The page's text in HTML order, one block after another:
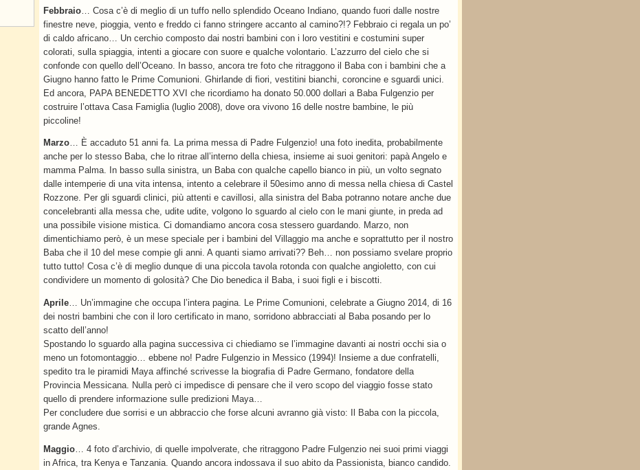
Febbraio… Cosa c’è di meglio di un tuffo nello splendido Oceano Indiano, quando fuori dalle nostre
finestre neve, pioggia, vento e freddo ci fanno stringere accanto al camino?!? Febbraio ci regala un po’
di caldo africano… Un cerchio composto dai nostri bambini con i loro vestitini e costumini super
colorati, sulla spiaggia, intenti a giocare con suore e qualche volontario. L’azzurro del cielo che si
confonde con quello dell’Oceano. In basso, ancora tre foto che ritraggono il Baba con i bambini che a
Giugno hanno fatto le Prime Comunioni. Ghirlande di fiori, vestitini bianchi, coroncine e sguardi unici.
Ed ancora, PAPA BENEDETTO XVI che ricordiamo ha donato 50.000 dollari a Baba Fulgenzio per
costruire l’ottava Casa Famiglia (luglio 2008), dove ora vivono 16 delle nostre bambine, le più
piccoline!
Marzo… È accaduto 51 anni fa. La prima messa di Padre Fulgenzio! una foto inedita, probabilmente
anche per lo stesso Baba, che lo ritrae all’interno della chiesa, insieme ai suoi genitori: papà Angelo e
mamma Palma. In basso sulla sinistra, un Baba con qualche capello bianco in più, un volto segnato
dalle intemperie di una vita intensa, intento a celebrare il 50esimo anno di messa nella chiesa di Castel
Rozzone. Per gli sguardi clinici, più attenti e cavillosi, alla sinistra del Baba potranno notare anche due
concelebranti alla messa che, udite udite, volgono lo sguardo al cielo con le mani giunte, in preda ad
una possibile visione mistica. Ci domandiamo ancora cosa stessero guardando. Marzo, non
dimentichiamo però, è un mese speciale per i bambini del Villaggio ma anche e soprattutto per il nostro
Baba che il 10 del mese compie gli anni. A quanti siamo arrivati?? Beh… non possiamo svelare proprio
tutto tutto! Cosa c’è di meglio dunque di una piccola tavola rotonda con qualche angioletto, con cui
condividere un momento di golosità? Che Dio benedica il Baba, i suoi figli e i biscotti.
Aprile… Un’immagine che occupa l’intera pagina. Le Prime Comunioni, celebrate a Giugno 2014, di 16
dei nostri bambini che con il loro certificato in mano, sorridono abbracciati al Baba posando per lo
scatto dell’anno!
Spostando lo sguardo alla pagina successiva ci chiediamo se l’immagine davanti ai nostri occhi sia o
meno un fotomontaggio… ebbene no! Padre Fulgenzio in Messico (1994)! Insieme a due confratelli,
spedito tra le piramidi Maya affinché scrivesse la biografia di Padre Germano, fondatore della
Provincia Messicana. Nulla però ci impedisce di pensare che il vero scopo del viaggio fosse stato
quello di prendere informazione sulle predizioni Maya…
Per concludere due sorrisi e un abbraccio che forse alcuni avranno già visto: Il Baba con la piccola,
grande Agnes.
Maggio… 4 foto d’archivio, di quelle impolverate, che ritraggono Padre Fulgenzio nei suoi primi viaggi
in Africa, tra Kenya e Tanzania. Quando ancora indossava il suo abito da Passionista, bianco candido.